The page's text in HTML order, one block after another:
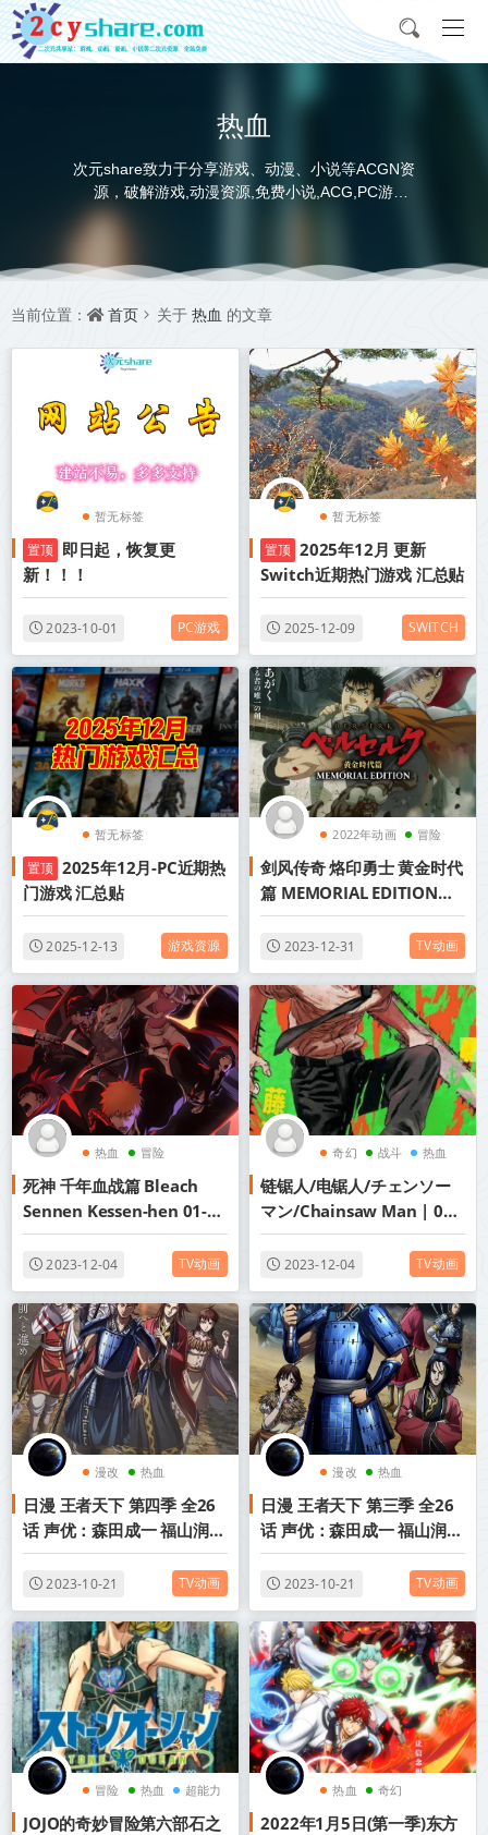
热血
次元share致力于分享游戏、动漫、小说等ACGN资
源，破解游戏,动漫资源,免费小说,ACG,PC游
戏,switch游戏,金手指，动画电影,动画片,全本小说,
并提供网盘下载
当前位置： 首页 关于 热血 的文章
暂无标签
置顶 即日起，恢复更
新！！！
2023-10-01 PC游戏
暂无标签
置顶 2025年12月 更新
Switch近期热门游戏 汇总贴
2025-12-09 SWITCH
暂无标签
置顶 2025年12月-PC近期热
门游戏 汇总贴
2025-12-13 游戏资源
2022年动画 冒险
热血
剑风传奇 烙印勇士 黄金时代
篇 MEMORIAL EDITION
Berserk: Ougon Jidai-hen
- Memorial Edition 01-13
合集 1080p 简中内嵌 202
2023-12-31 TV动画
热血 冒险
2022年动画
死神 千年血战篇 Bleach
Sennen Kessen-hen 01-13
1080P MP4 简中 2022年十
月新番
2023-12-04 TV动画
奇幻 战斗 热血
链锯人/电锯人/チェンソー
マン/Chainsaw Man | 01-
12 [简繁字幕] BDrip 1080p
2023-12-04 TV动画
漫改 热血
战国历史
日漫 王者天下 第四季 全26
话 声优：森田成一 福山润
内封中字 2022年4月新番
2023-10-21 TV动画
漫改 热血
战国历史
日漫 王者天下 第三季 全26
话 声优：森田成一 福山润
内封中字 2020年
2023-10-21 TV动画
冒险 热血 超能力
JOJO的奇妙冒险第六部石之
热血 奇幻
2022年1月5日(第一季)东方